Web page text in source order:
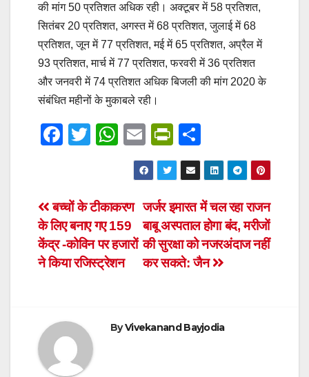
की मांग 50 प्रतिशत अधिक रही। अक्टूबर में 58 प्रतिशत,
सितंबर 20 प्रतिशत, अगस्त में 68 प्रतिशत, जुलाई में 68
प्रतिशत, जून में 77 प्रतिशत, मई में 65 प्रतिशत, अप्रैल में
93 प्रतिशत, मार्च में 77 प्रतिशत, फरवरी में 36 प्रतिशत
और जनवरी में 74 प्रतिशत अधिक बिजली की मांग 2020 के
संबंधित महीनों के मुकाबले रही।
F
e
b
o
o
T
er
W
at
s
A
p
p
E
m
ail
Pr
in
tF
ri
e
n
dl
h
ar
e
Post
navigation
जर्जर इमारत में चल रहा राजन
बाबू अस्पताल होगा बंद, मरीजों
की सुरक्षा को नजरअंदाज नहीं
कर सकते: जैन
बच्चों के टीकाकरण
के लिए बनाए गए 159
केंद्र -कोविन पर हजारों
ने किया रजिस्ट्रेशन
ByVivekanand Bayjodia